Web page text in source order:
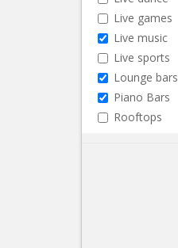
Live games
Live music
Live sports
Lounge bars
Piano Bars
Rooftops